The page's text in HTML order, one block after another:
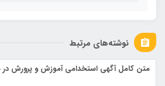
نوشته‌های مرتبط
متن کامل آگهی استخدامی آموزش و پرورش در سال